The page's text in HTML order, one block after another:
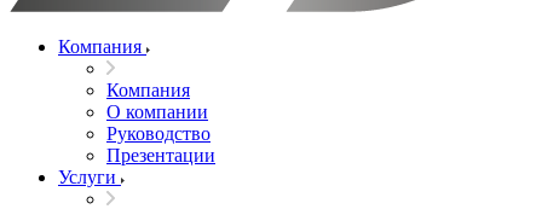
Компания
Компания
О компании
Руководство
Презентации
Услуги